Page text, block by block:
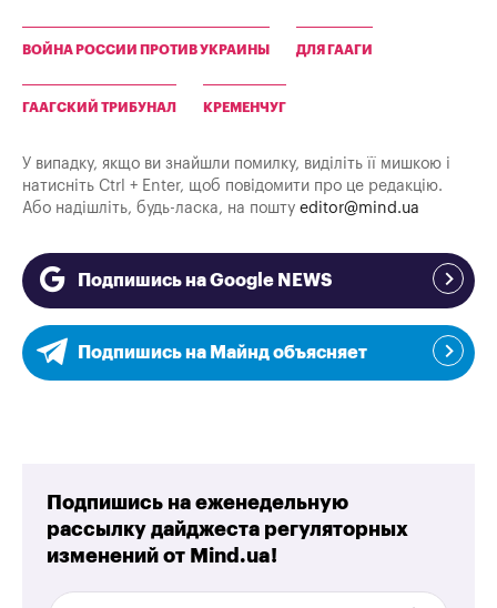
ВОЙНА РОССИИ ПРОТИВ УКРАИНЫ ДЛЯ ГААГИ
ГААГСКИЙ ТРИБУНАЛ КРЕМЕНЧУГ
У випадку, якщо ви знайшли помилку, виділіть її мишкою і
натисніть Ctrl + Enter, щоб повідомити про це редакцію.
Або надішліть, будь-ласка, на пошту editor@mind.ua
Подпишись на Google NEWS
Подпишись на Майнд объясняет
Подпишись на еженедельную
рассылку дайджеста регуляторных
изменений от Mind.ua!